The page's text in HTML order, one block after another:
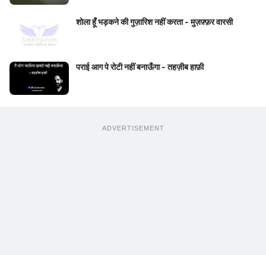
शोला हूँ भड़कने की गुज़ारिश नहीं करता - मुज़फ़्फ़र वारसी
पराई आग पे रोटी नहीं बनाऊँगा - तहज़ीब हाफ़ी
ADVERTISEMENT